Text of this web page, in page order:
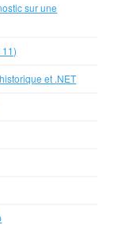
sur une
et .NET